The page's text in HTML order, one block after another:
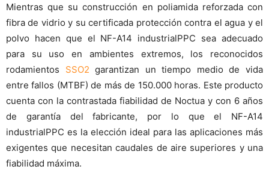
Mientras que su construcción en poliamida reforzada con
fibra de vidrio y su certificada protección contra el agua y el
polvo hacen que el NF-A14 industrialPPC sea adecuado
para su uso en ambientes extremos, los reconocidos
rodamientos SSO2 garantizan un tiempo medio de vida
entre fallos (MTBF) de más de 150.000 horas. Este producto
cuenta con la contrastada fiabilidad de Noctua y con 6 años
de garantía del fabricante, por lo que el NF-A14
industrialPPC es la elección ideal para las aplicaciones más
exigentes que necesitan caudales de aire superiores y una
fiabilidad máxima.